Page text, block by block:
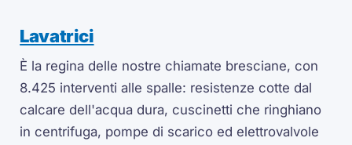
Lavatrici
È la regina delle nostre chiamate bresciane, con
8.425 interventi alle spalle: resistenze cotte dal
calcare dell'acqua dura, cuscinetti che ringhiano
in centrifuga, pompe di scarico ed elettrovalvole